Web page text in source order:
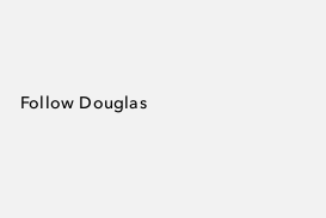
Follow Douglas